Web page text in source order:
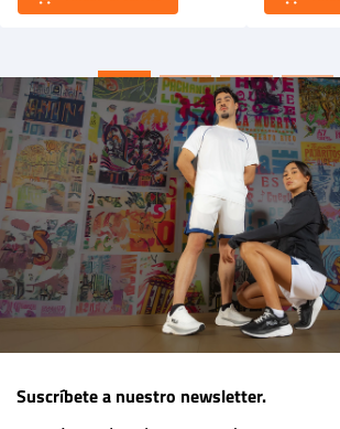
Suscríbete a nuestro newsletter.